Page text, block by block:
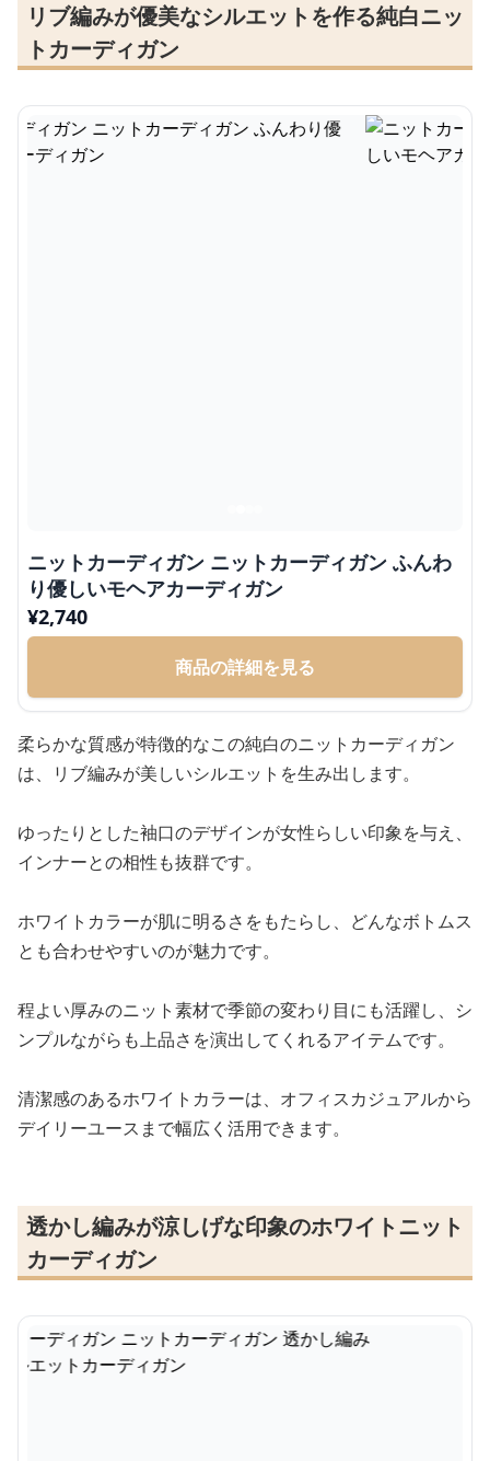
リブ編みが優美なシルエットを作る純白ニッ
トカーディガン
ニットカーディガン ニットカーディガン ふんわ
り優しいモヘアカーディガン
¥2,740
商品の詳細を見る
柔らかな質感が特徴的なこの純白のニットカーディガン
は、リブ編みが美しいシルエットを生み出します。
ゆったりとした袖口のデザインが女性らしい印象を与え、
インナーとの相性も抜群です。
ホワイトカラーが肌に明るさをもたらし、どんなボトムス
とも合わせやすいのが魅力です。
程よい厚みのニット素材で季節の変わり目にも活躍し、シ
ンプルながらも上品さを演出してくれるアイテムです。
清潔感のあるホワイトカラーは、オフィスカジュアルから
デイリーユースまで幅広く活用できます。
透かし編みが涼しげな印象のホワイトニット
カーディガン